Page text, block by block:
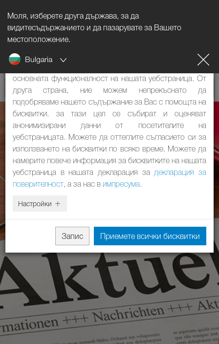
Моля, изберете друга държава, за да
видитесъдържанието и да пазарувате за Вашето
местоположение.
Bulgaria
Указание за бисквитките
Нашият уебстраница използва бисквитки. Те имат две
функции: От една страна, те са необходими за
основната функционалност на нашата уебстраница. От
друга страна, ние можем непрекъснато да
подобряваме нашето съдържание за Вас с помощта на
бисквитки. за тази цел се събират и оценяват
анонимизирани данни от посетителите на
уебстраницата. Можете да оттеглите съгласието си за
използването на бисквитки по всяко време. Можете да
намерите повече информация за бисквитките на нашата
уебстраница в нашата декларация за декларация за
поверителност, а за нас в импресума.
Настройки
Запис Приемете всички бисквитки